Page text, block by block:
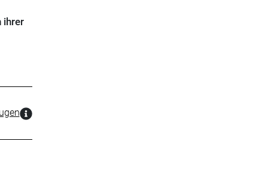
ihrer